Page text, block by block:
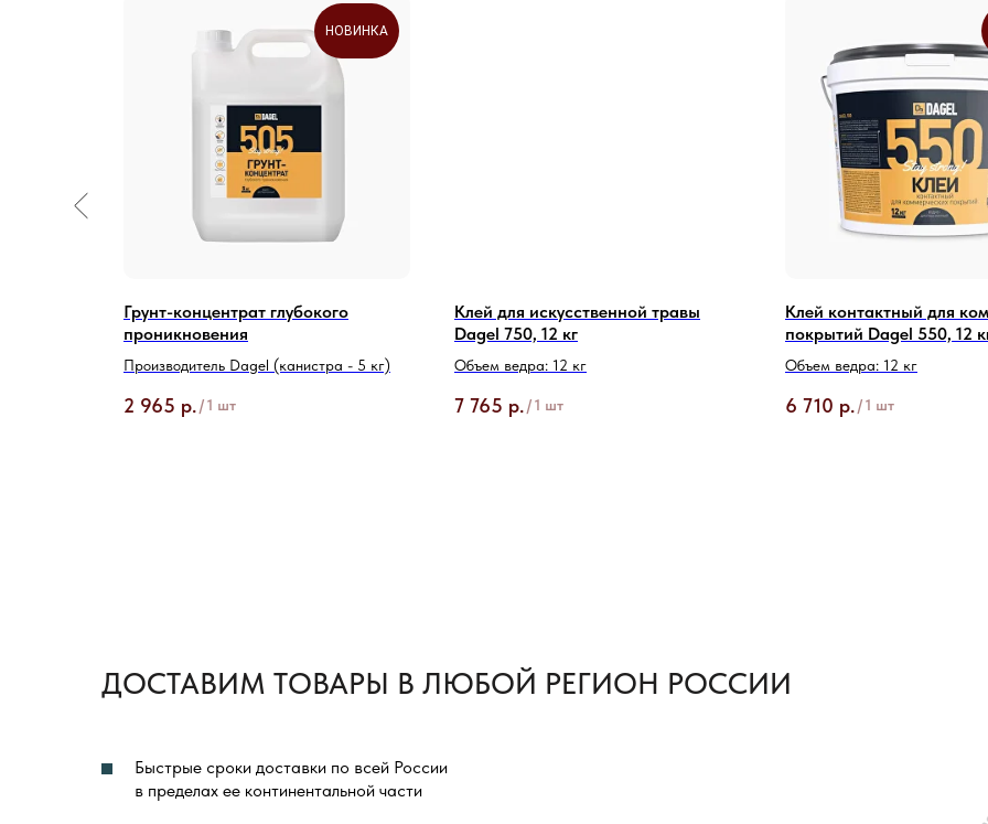
НОВИНКА
Грунт-концентрат глубокого
проникновения
Производитель Dagel (канистра - 5 кг)
2 965 р./1 шт
Клей для искусственной травы
Dagel 750, 12 кг
Объем ведра: 12 кг
7 765 р./1 шт
Клей контактный для
покрытий Dagel 550, 12
Объем ведра: 12 кг
6 710 р./1 шт
ДОСТАВИМ ТОВАРЫ В ЛЮБОЙ РЕГИОН РОССИИ
Быстрые сроки доставки по всей России
в пределах ее континентальной части